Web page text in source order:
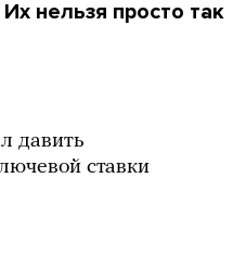
нельзя просто так
давить
ставки